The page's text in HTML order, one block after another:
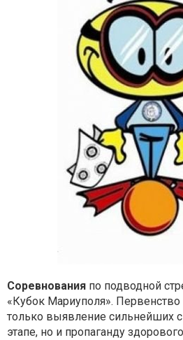
Соревнования по подводной
«Кубок Мариуполя».
только выявление сильнейших
этапе, но и пропаганду